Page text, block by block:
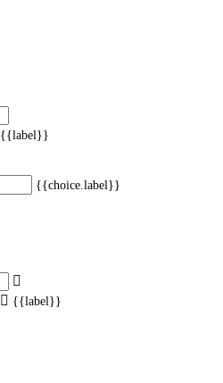
{{label}}
{{choice.label}}
{{label}}